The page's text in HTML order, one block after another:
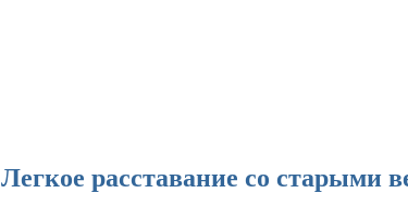
Легкое расставание со старыми